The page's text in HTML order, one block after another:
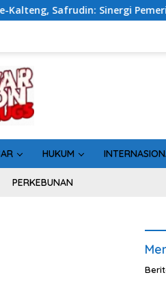
Sinergi Pemerintahan
HUKUM
PERKEBUNAN